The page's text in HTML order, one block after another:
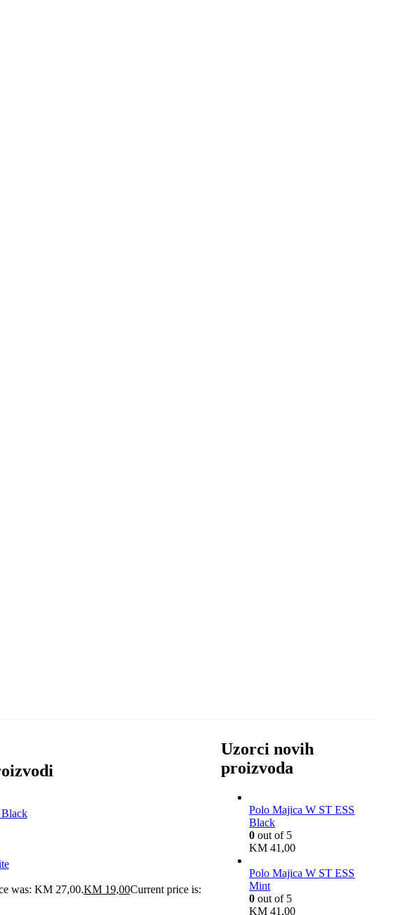
was: KM 27,00.KM19,00Current price is:
Uzorci novih
proizvoda
Polo Majica W ST ESS
Black
0 out of 5
KM 41,00
Polo Majica W ST ESS
Mint
0 out of 5
KM 41,00